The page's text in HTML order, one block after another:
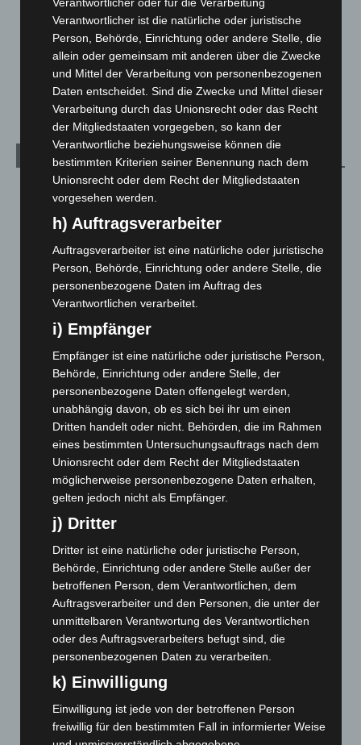
Menschen
Über uns
Veranstaltungen
1.889
1.272
Archiv
(15)
Juli 2026
(73)
Mai 2026(99)
April 2026(99)
März 2026(115)
Februar 2026(109)
Januar 2026(122)
Dezember 2025
November 2025(114)
Oktober 2025(112)
September 2025 (93)
August 2025(90)
Juli 2025(90)
Juni 2025(103)
Mai 2025(112)
April 2025(88)
März 2025(111)
Februar 2025(96)
(88)
Dezember 2024 (89)
Oktober 2024(93)
Verantwortlicher oder für die Verarbeitung
Verantwortlicher ist die natürliche oder juristische
Person, Behörde, Einrichtung oder andere Stelle, die
allein oder gemeinsam mit anderen über die Zwecke
und Mittel der Verarbeitung von personenbezogenen
Daten entscheidet. Sind die Zwecke und Mittel dieser
Verarbeitung durch das Unionsrecht oder das Recht
der Mitgliedstaaten vorgegeben, so kann der
Verantwortliche beziehungsweise können die
bestimmten Kriterien seiner Benennung nach dem
Unionsrecht oder dem Recht der Mitgliedstaaten
vorgesehen werden.
h) Auftragsverarbeiter
Auftragsverarbeiter ist eine natürliche oder juristische
Person, Behörde, Einrichtung oder andere Stelle, die
personenbezogene Daten im Auftrag des
Verantwortlichen verarbeitet.
i) Empfänger
Empfänger ist eine natürliche oder juristische Person,
Behörde, Einrichtung oder andere Stelle, der
personenbezogene Daten offengelegt werden,
unabhängig davon, ob es sich bei ihr um einen
Dritten handelt oder nicht. Behörden, die im Rahmen
eines bestimmten Untersuchungsauftrags nach dem
Unionsrecht oder dem Recht der Mitgliedstaaten
möglicherweise personenbezogene Daten erhalten,
gelten jedoch nicht als Empfänger.
j) Dritter
Dritter ist eine natürliche oder juristische Person,
Behörde, Einrichtung oder andere Stelle außer der
betroffenen Person, dem Verantwortlichen, dem
Auftragsverarbeiter und den Personen, die unter der
unmittelbaren Verantwortung des Verantwortlichen
oder des Auftragsverarbeiters befugt sind, die
personenbezogenen Daten zu verarbeiten.
k) Einwilligung
Einwilligung ist jede von der betroffenen Person
freiwillig für den bestimmten Fall in informierter Weise